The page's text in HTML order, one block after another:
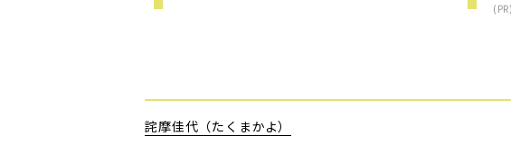
詫摩佳代（たくまかよ）